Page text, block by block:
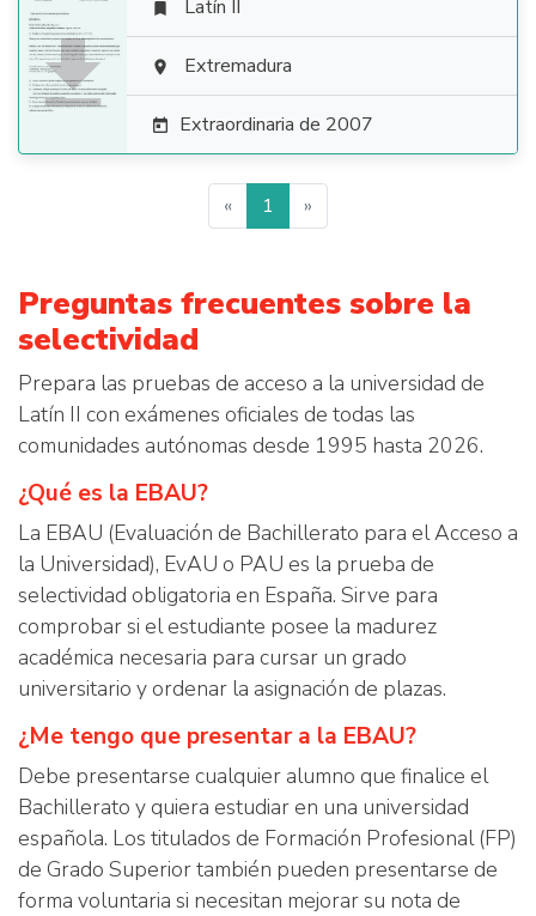

 Latín II
 Extremadura
 Extraordinaria de 2007
« 1 »
Preguntas frecuentes sobre la
selectividad
Prepara las pruebas de acceso a la universidad de
Latín II con exámenes oficiales de todas las
comunidades autónomas desde 1995 hasta 2026.
¿Qué es la EBAU?
La EBAU (Evaluación de Bachillerato para el Acceso a
la Universidad), EvAU o PAU es la prueba de
selectividad obligatoria en España. Sirve para
comprobar si el estudiante posee la madurez
académica necesaria para cursar un grado
universitario y ordenar la asignación de plazas.
¿Me tengo que presentar a la EBAU?
Debe presentarse cualquier alumno que finalice el
Bachillerato y quiera estudiar en una universidad
española. Los titulados de Formación Profesional (FP)
de Grado Superior también pueden presentarse de
forma voluntaria si necesitan mejorar su nota de